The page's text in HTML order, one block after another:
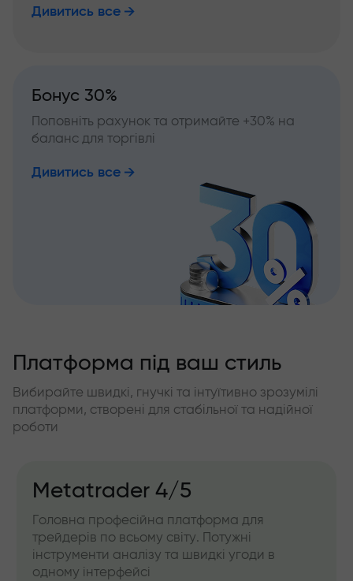
Дивитись все
Бонус 30%
Поповніть рахунок та отримайте +30% на
баланс для торгівлі
Дивитись все
Платформа під ваш стиль
Вибирайте швидкі, гнучкі та інтуїтивно зрозумілі
платформи, створені для стабільної та надійної
роботи
IFXGear
Веб-версія для роботи прямо з браузера.
Зручна для швидкого доступу та операцій
без встановлення програм